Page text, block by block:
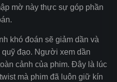
mờ này thực sự góp phần
khó đoán sẽ giảm dần và
đạo. Người xem dần
cảnh của phim. Đây là lúc
mà phim đã luôn giữ kín